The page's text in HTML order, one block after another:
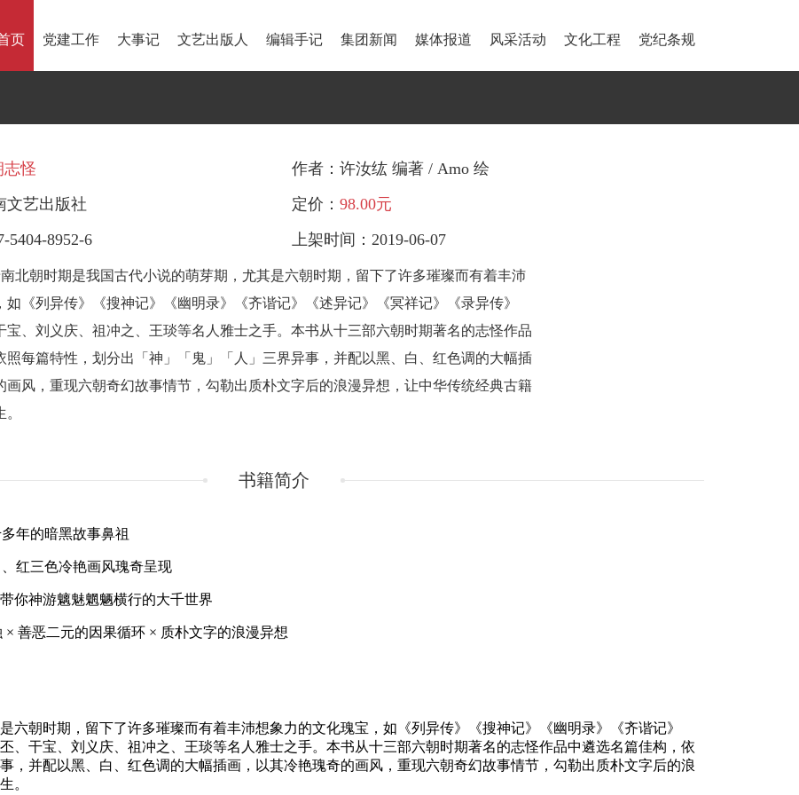
页 党建工作 大事记 文艺出版人 编辑手记 集团新闻 媒体报道 风采活动 文化工程 党纪条规
志怪
作者：许汝纮 编著 / Amo 绘
文艺出版社
定价： 98.00元
5404-8952-6
上架时间：2019-06-07
北朝时期是我国古代小说的萌芽期，尤其是六朝时期，留下了许多璀璨而有着丰沛
如《列异传》《搜神记》《幽明录》《齐谐记》《述异记》《冥祥记》《录异传》
宝、刘义庆、祖冲之、王琰等名人雅士之手。本书从十三部六朝时期著名的志怪作品
照每篇特性，划分出「神」「鬼」「人」三界异事，并配以黑、白、红色调的大幅插
画风，重现六朝奇幻故事情节，勾勒出质朴文字后的浪漫异想，让中华传统经典古籍
书籍简介
年的暗黑故事鼻祖
红三色冷艳画风瑰奇呈现
你神游魑魅魍魉横行的大千世界
× 善恶二元的因果循环 × 质朴文字的浪漫异想
六朝时期，留下了许多璀璨而有着丰沛想象力的文化瑰宝，如《列异传》《搜神记》《幽明录》《齐谐记》
、干宝、刘义庆、祖冲之、王琰等名人雅士之手。本书从十三部六朝时期著名的志怪作品中遴选名篇佳构，依
，并配以黑、白、红色调的大幅插画，以其冷艳瑰奇的画风，重现六朝奇幻故事情节，勾勒出质朴文字后的浪
。